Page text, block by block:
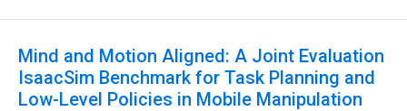
Mind and Motion Aligned: A Joint Evaluation
IsaacSim Benchmark for Task Planning and
Low-Level Policies in Mobile Manipulation